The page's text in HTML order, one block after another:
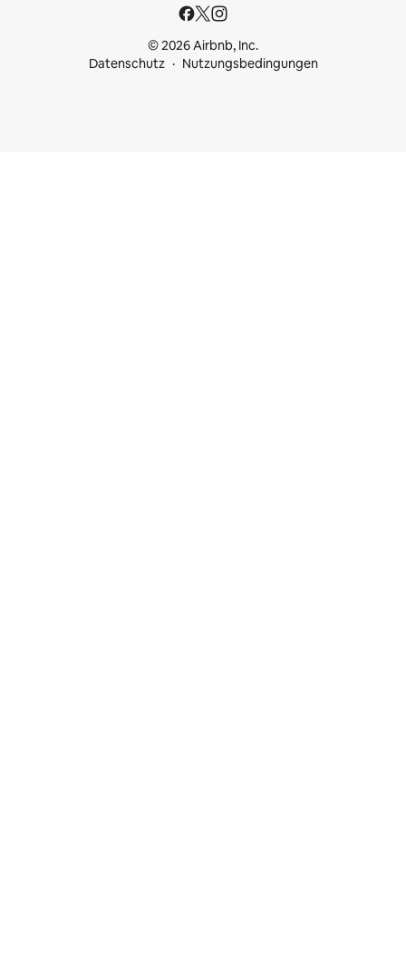
© 2026 Airbnb, Inc.
Datenschutz
Nutzungsbedingungen